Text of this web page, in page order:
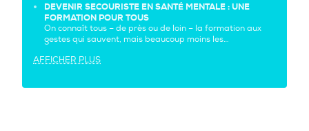
DEVENIR SECOURISTE EN SANTÉ MENTALE : UNE
FORMATION POUR TOUS
On connaît tous – de près ou de loin – la formation aux
gestes qui sauvent, mais beaucoup moins les…
AFFICHER PLUS